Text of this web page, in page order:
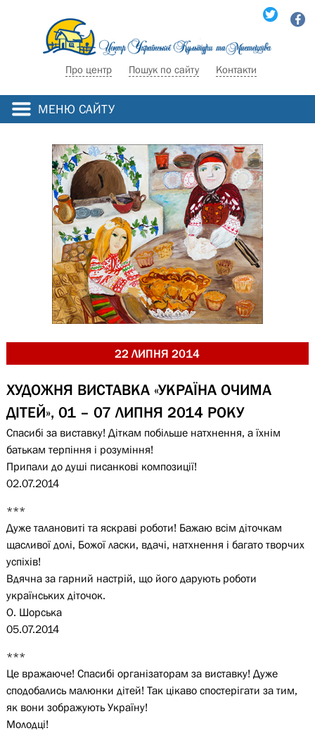
Про центр Пошук по сайту Контакти
МЕНЮ САЙТУ
22 ЛИПНЯ 2014
ХУДОЖНЯ ВИСТАВКА «УКРАЇНА ОЧИМА
ДІТЕЙ», 01 – 07 ЛИПНЯ 2014 РОКУ
Спасибі за виставку! Діткам побільше натхнення, а їхнім
батькам терпіння і розуміння!
Припали до душі писанкові композиції!
02.07.2014
***
Дуже талановиті та яскраві роботи! Бажаю всім діточкам
щасливої долі, Божої ласки, вдачі, натхнення і багато творчих
успіхів!
Вдячна за гарний настрій, що його дарують роботи
українських діточок.
О. Шорська
05.07.2014
***
Це вражаюче! Спасибі організаторам за виставку! Дуже
сподобались малюнки дітей! Так цікаво спостерігати за тим,
як вони зображують Україну!
Молодці!